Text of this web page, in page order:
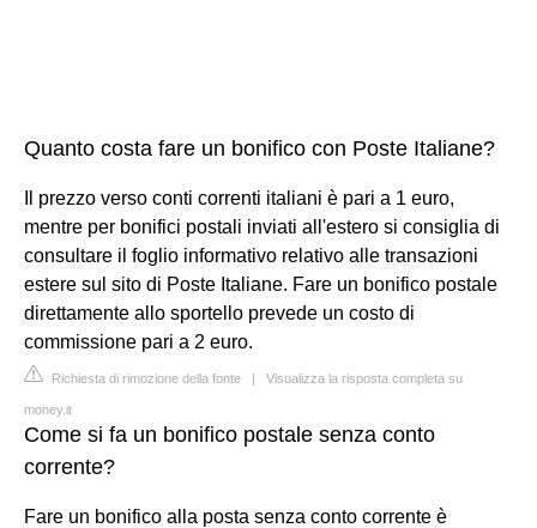
Quanto costa fare un bonifico con Poste Italiane?
Il prezzo verso conti correnti italiani è pari a 1 euro,
mentre per bonifici postali inviati all'estero si consiglia di
consultare il foglio informativo relativo alle transazioni
estere sul sito di Poste Italiane. Fare un bonifico postale
direttamente allo sportello prevede un costo di
commissione pari a 2 euro.
Richiesta di rimozione della fonte | Visualizza la risposta completa su
money.it
Come si fa un bonifico postale senza conto
corrente?
Fare un bonifico alla posta senza conto corrente è